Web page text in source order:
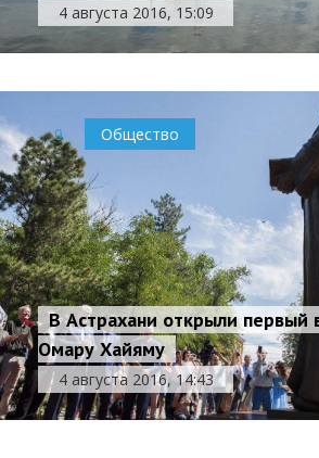
4 августа 2016, 15:09
0 Общество
В Астрахани открыли первый
Омару Хайяму
4 августа 2016, 14:43